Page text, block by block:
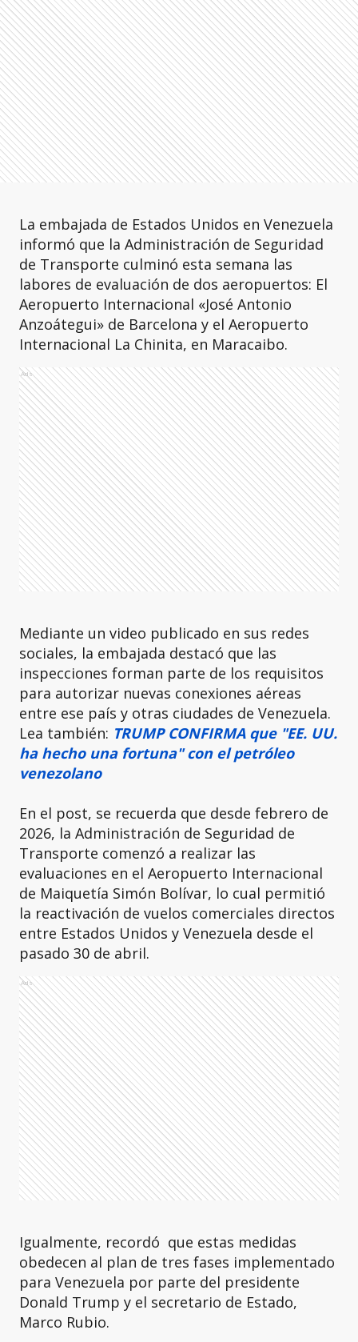
La embajada de Estados Unidos en Venezuela
informó que la Administración de Seguridad
de Transporte culminó esta semana las
labores de evaluación de dos aeropuertos: El
Aeropuerto Internacional «José Antonio
Anzoátegui» de Barcelona y el Aeropuerto
Internacional La Chinita, en Maracaibo.
Ads
Mediante un video publicado en sus redes
sociales, la embajada destacó que las
inspecciones forman parte de los requisitos
para autorizar nuevas conexiones aéreas
entre ese país y otras ciudades de Venezuela.
Lea también: TRUMP CONFIRMA que "EE. UU.
ha hecho una fortuna" con el petróleo
venezolano
En el post, se recuerda que desde febrero de
2026, la Administración de Seguridad de
Transporte comenzó a realizar las
evaluaciones en el Aeropuerto Internacional
de Maiquetía Simón Bolívar, lo cual permitió
la reactivación de vuelos comerciales directos
entre Estados Unidos y Venezuela desde el
pasado 30 de abril.
Ads
Igualmente, recordó que estas medidas
obedecen al plan de tres fases implementado
para Venezuela por parte del presidente
Donald Trump y el secretario de Estado,
Marco Rubio.